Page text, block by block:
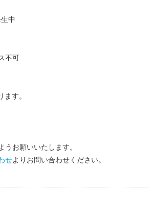
中
不可
す。
お願いいたします。
せよりお問い合わせください。